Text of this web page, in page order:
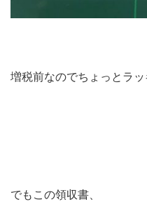
増税前なのでちょっとラ
でもこの領収書、